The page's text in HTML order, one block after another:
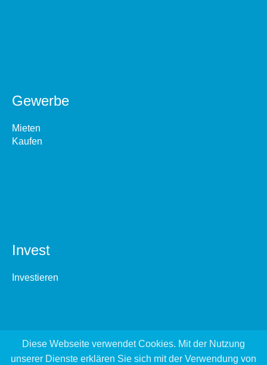
Gewerbe
Mieten
Kaufen
Invest
Investieren
Diese Webseite verwendet Cookies. Mit der Nutzung
unserer Dienste erklären Sie sich mit der Verwendung von